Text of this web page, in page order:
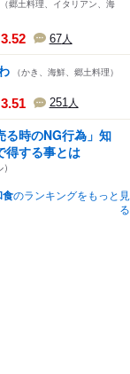
（郷土料理、イタリアン、海
3.52 67人
（かき、海鮮、郷土料理）
3.51 251人
る時のNG行為」知
得する事とは
食のランキングをもっと見
る